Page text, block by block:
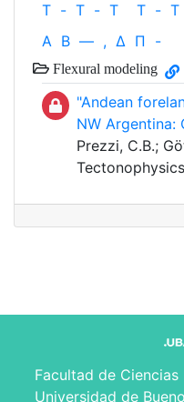
T - T - T T - T
Α Β — , Δ Π -
Flexural modeling
"Andean
NW Argentina:
Prezzi, C.B.;
Facultad de
Universidad de